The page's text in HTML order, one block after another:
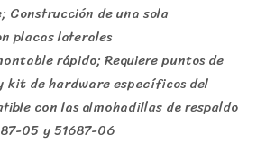
Construcción de una sola
placas laterales
rápido; Requiere puntos de
kit de hardware específicos del
con las almohadillas de respaldo
05 y 51687-06